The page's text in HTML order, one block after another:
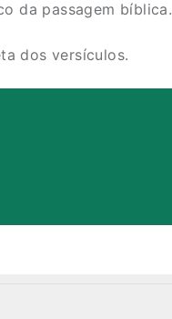
da passagem bíblica.
dos versículos.